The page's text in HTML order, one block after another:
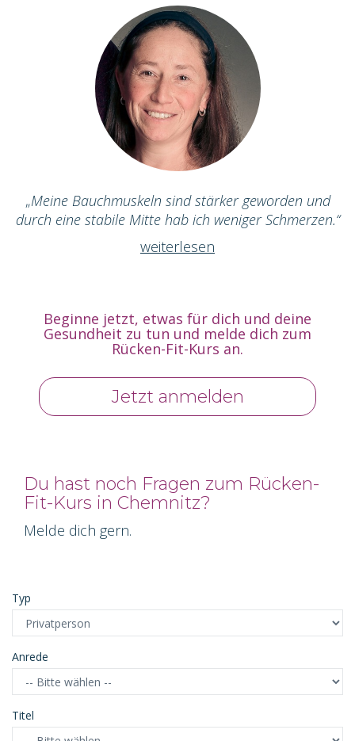
„Meine Bauchmuskeln sind stärker geworden und
durch eine stabile Mitte hab ich weniger Schmerzen.“
weiterlesen
Beginne jetzt, etwas für dich und deine
Gesundheit zu tun und melde dich zum
Rücken-Fit-Kurs an.
Jetzt anmelden
Du hast noch Fragen zum Rücken-
Fit-Kurs in Chemnitz?
Melde dich gern.
Typ
Anrede
Titel